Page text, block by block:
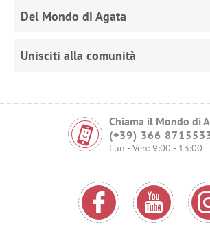
Del Mondo di Agata
Unisciti alla comunità
Chiama il Mondo di
(+39) 366
Lun - Ven: 9:00 - 13:00